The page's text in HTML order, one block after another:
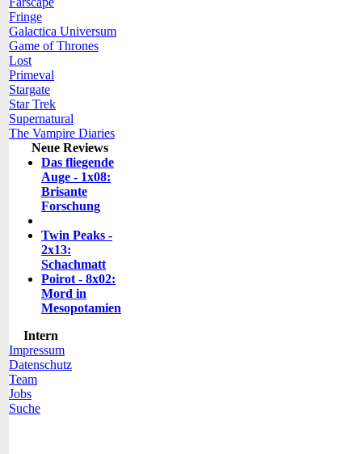
Fringe
Galactica Universum
Game of Thrones
Lost
Primeval
Stargate
Star Trek
Supernatural
The Vampire Diaries
Neue Reviews
Das fliegende
Auge - 1x08:
Brisante
Forschung
Twin Peaks -
2x13:
Schachmatt
Poirot - 8x02:
Mord in
Mesopotamien
Intern
Impressum
Datenschutz
Team
Jobs
Suche